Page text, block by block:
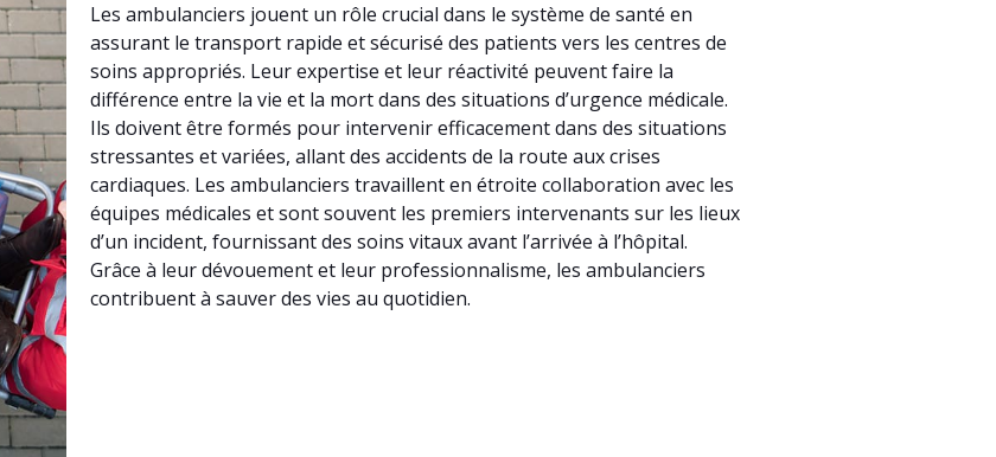
Les ambulanciers jouent un rôle crucial dans le système de santé en
assurant le transport rapide et sécurisé des patients vers les centres de
soins appropriés. Leur expertise et leur réactivité peuvent faire la
différence entre la vie et la mort dans des situations d’urgence médicale.
Ils doivent être formés pour intervenir efficacement dans des situations
stressantes et variées, allant des accidents de la route aux crises
cardiaques. Les ambulanciers travaillent en étroite collaboration avec les
équipes médicales et sont souvent les premiers intervenants sur les lieux
d’un incident, fournissant des soins vitaux avant l’arrivée à l’hôpital.
Grâce à leur dévouement et leur professionnalisme, les ambulanciers
contribuent à sauver des vies au quotidien.